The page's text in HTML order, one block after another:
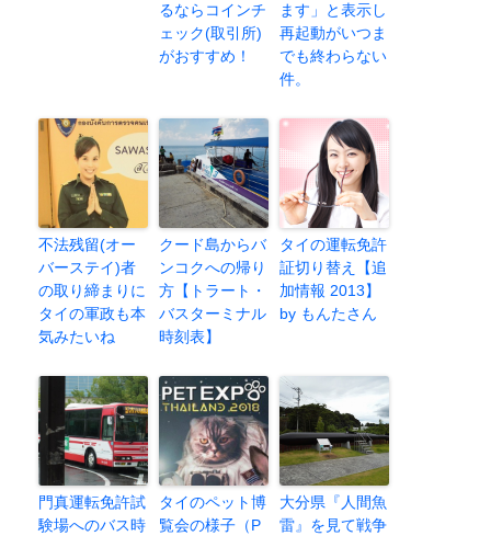
るならコインチ
ェック(取引所)
がおすすめ！
ます」と表示し
再起動がいつま
でも終わらない
件。
不法残留(オー
バーステイ)者
の取り締まりに
タイの軍政も本
気みたいね
クード島からバ
ンコクへの帰り
方【トラート・
バスターミナル
時刻表】
タイの運転免許
証切り替え【追
加情報 2013】
by もんたさん
門真運転免許試
験場へのバス時
タイのペット博
覧会の様子（P
大分県『人間魚
雷』を見て戦争